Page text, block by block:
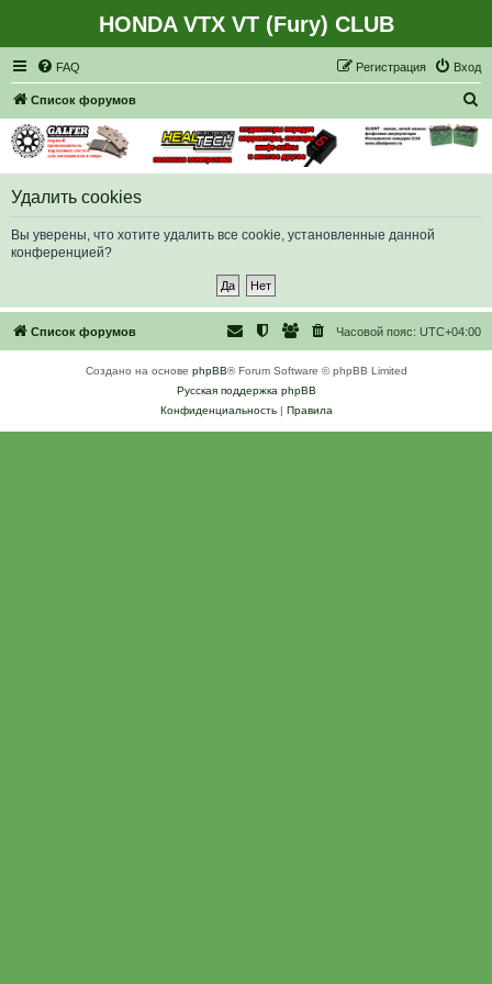
HONDA VTX VT (Fury) CLUB
FAQ Вход
Регистрация
Список форумов
с
Удалить cookies
Вы уверены, что хотите удалить все cookie, установленные данной
конференцией?
Список форумов Часовой пояс: UTC+04:00
Создано на основе phpBB® Forum Software © phpBB Limited
Русская поддержка phpBB
Конфиденциальность| Правила